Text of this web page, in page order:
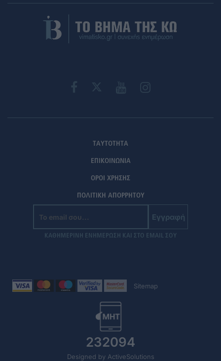
ΤΑΥΤΟΤΗΤΑ
ΕΠΙΚΟΙΝΩΝΙΑ
ΟΡΟΙ ΧΡΗΣΗΣ
ΠΟΛΙΤΙΚΗ ΑΠΟΡΡΗΤΟΥ
Εγγραφή
ΚΑΘΗΜΕΡΙΝΗ ΕΝΗΜΕΡΩΣΗ ΚΑΙ ΣΤΟ EMAIL ΣΟΥ
Sitemap
232094
Designed by ActiveSolutions